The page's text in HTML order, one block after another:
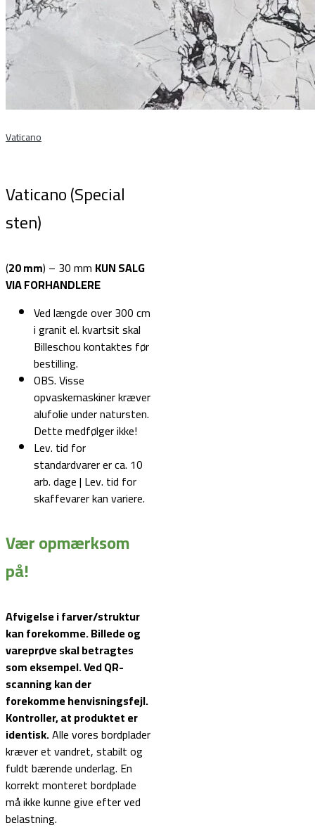
Vaticano
Vaticano (Special
sten)
(20 mm) – 30 mm KUN SALG
VIA FORHANDLERE
Ved længde over 300 cm
i granit el. kvartsit skal
Billeschou kontaktes før
bestilling.
OBS. Visse
opvaskemaskiner kræver
alufolie under natursten.
Dette medfølger ikke!
Lev. tid for
standardvarer er ca. 10
arb. dage | Lev. tid for
skaffevarer kan variere.
Vær opmærksom
på!
Afvigelse i farver/struktur
kan forekomme. Billede og
vareprøve skal betragtes
som eksempel.Ved QR-
scanning kan der
forekomme henvisningsfejl.
Kontroller, at produktet er
identisk.Alle vores bordplader
kræver et vandret, stabilt og
fuldt bærende underlag. En
korrekt monteret bordplade
må ikke kunne give efter ved
belastning.